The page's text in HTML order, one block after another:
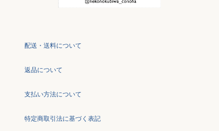
配送・送料について
返品について
支払い方法について
特定商取引法に基づく表記